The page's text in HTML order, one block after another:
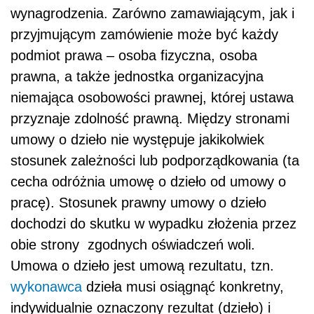
wynagrodzenia. Zarówno zamawiającym, jak i
przyjmującym zamówienie może być każdy
podmiot prawa – osoba fizyczna, osoba
prawna, a także jednostka organizacyjna
niemająca osobowości prawnej, której ustawa
przyznaje zdolność prawną. Między stronami
umowy o dzieło nie występuje jakikolwiek
stosunek zależności lub podporządkowania (ta
cecha odróżnia umowę o dzieło od umowy o
pracę). Stosunek prawny umowy o dzieło
dochodzi do skutku w wypadku złożenia przez
obie strony zgodnych oświadczeń woli.
Umowa o dzieło jest umową rezultatu, tzn.
wykonawca dzieła musi osiągnąć konkretny,
indywidualnie oznaczony rezultat (dzieło) i